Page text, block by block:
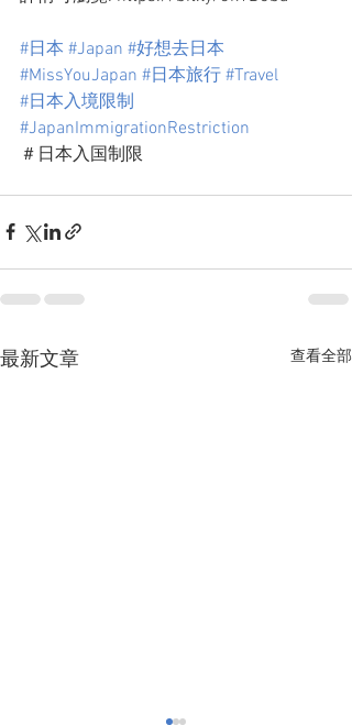
#日本 #Japan #好想去日本
#MissYouJapan #日本旅行 #Travel
#日本入境限制
#JapanImmigrationRestriction
＃日本入国制限
最新文章 查看全部